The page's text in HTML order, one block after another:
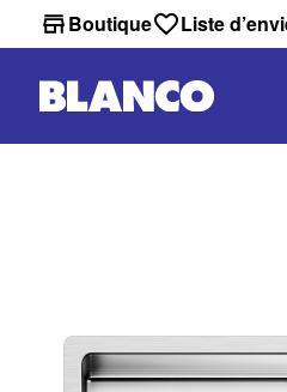
Boutique Liste